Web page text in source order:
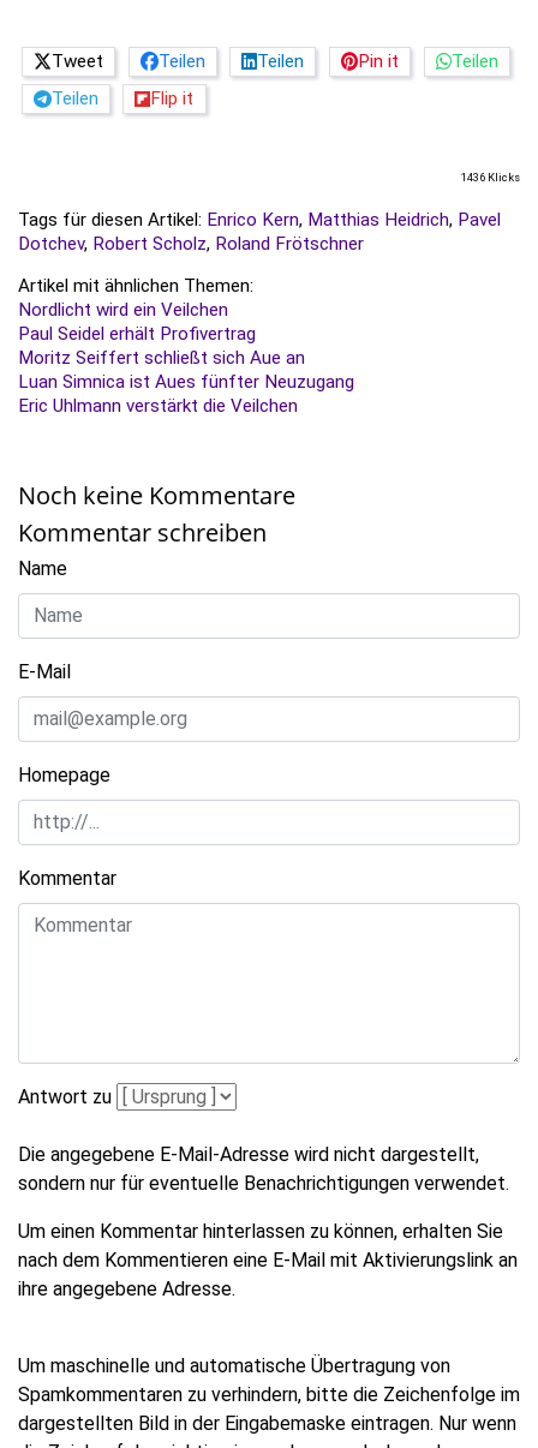
Tweet Teilen Teilen Pin it
Teilen
Teilen
Flip it
1436 Klicks
Tags für diesen Artikel: Enrico Kern, Matthias Heidrich, Pavel
Dotchev, Robert Scholz, Roland Frötschner
Artikel mit ähnlichen Themen:
Nordlicht wird ein Veilchen
Paul Seidel erhält Profivertrag
Moritz Seiffert schließt sich Aue an
Luan Simnica ist Aues fünfter Neuzugang
Eric Uhlmann verstärkt die Veilchen
Noch keine Kommentare
Kommentar schreiben
Name
E-Mail
Homepage
Kommentar
Antwort zu
Die angegebene E-Mail-Adresse wird nicht dargestellt,
sondern nur für eventuelle Benachrichtigungen verwendet.
Um einen Kommentar hinterlassen zu können, erhalten Sie
nach dem Kommentieren eine E-Mail mit Aktivierungslink an
ihre angegebene Adresse.
Um maschinelle und automatische Übertragung von
Spamkommentaren zu verhindern, bitte die Zeichenfolge im
dargestellten Bild in der Eingabemaske eintragen. Nur wenn